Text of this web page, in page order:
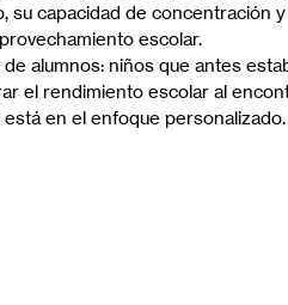
su capacidad de concentración
escolar.
alumnos: niños que antes
el rendimiento escolar al
en el enfoque personalizado.